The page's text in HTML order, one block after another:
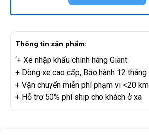
Thông tin sản phẩm:
‘+ Xe nhập khẩu chính hãng Giant
+ Dòng xe cao cấp, Bảo hành 12 tháng
+ Vận chuyển miễn phí phạm vi <20 km
+ Hỗ trợ 50% phí ship cho khách ở xa